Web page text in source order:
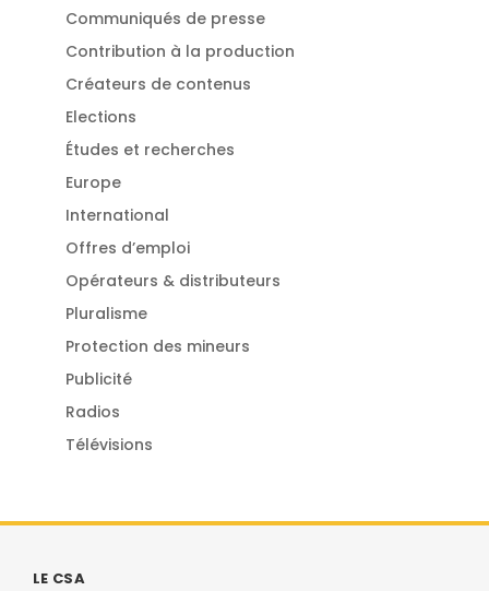
Communiqués de presse
Contribution à la production
Créateurs de contenus
Elections
Études et recherches
Europe
International
Offres d’emploi
Opérateurs & distributeurs
Pluralisme
Protection des mineurs
Publicité
Radios
Télévisions
LE CSA